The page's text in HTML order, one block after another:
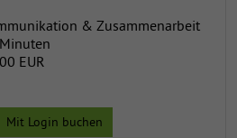
& Zusammenarbeit
EUR
Mit Login buchen